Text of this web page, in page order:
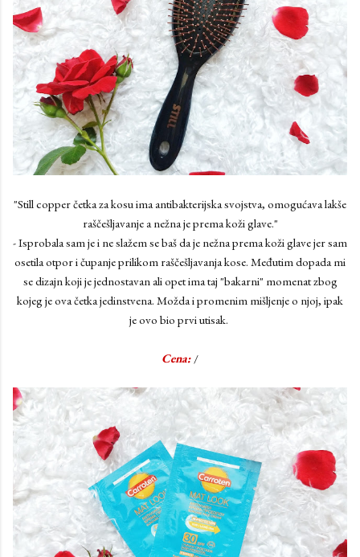
"Still copper četka za kosu ima antibakterijska svojstva, omogućava lakše
raščešljavanje a nežna je prema koži glave."
- Isprobala sam je i ne slažem se baš da je nežna prema koži glave jer sam
osetila otpor i čupanje prilikom raščešljavanja kose. Međutim dopada mi
se dizajn koji je jednostavan ali opet ima taj "bakarni" momenat zbog
kojeg je ova četka jedinstvena. Možda i promenim mišljenje o njoj, ipak
je ovo bio prvi utisak.
Cena: /